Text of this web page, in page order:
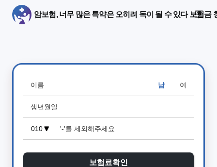
암보험, 너무 많은 특약은 오히려 독이 될 수 있다 보험금
남 여
보험료확인